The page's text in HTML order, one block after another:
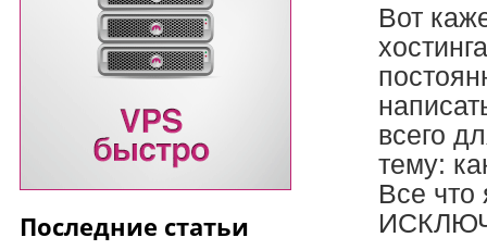
Вот
всего
тему:
Все что
Последние статьи